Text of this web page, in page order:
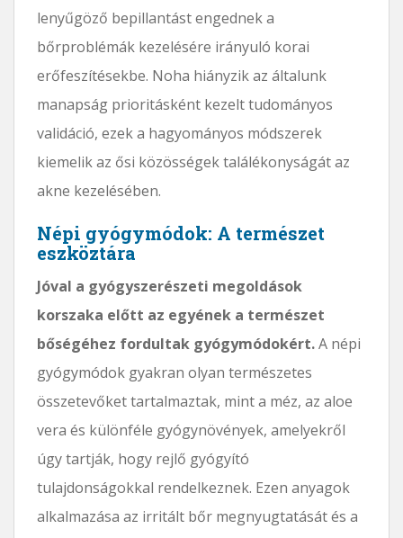
lenyűgöző bepillantást engednek a
bőrproblémák kezelésére irányuló korai
erőfeszítésekbe. Noha hiányzik az általunk
manapság prioritásként kezelt tudományos
validáció, ezek a hagyományos módszerek
kiemelik az ősi közösségek találékonyságát az
akne kezelésében.
Népi gyógymódok: A természet
eszköztára
Jóval a gyógyszerészeti megoldások
korszaka előtt az egyének a természet
bőségéhez fordultak gyógymódokért.A népi
gyógymódok gyakran olyan természetes
összetevőket tartalmaztak, mint a méz, az aloe
vera és különféle gyógynövények, amelyekről
úgy tartják, hogy rejlő gyógyító
tulajdonságokkal rendelkeznek. Ezen anyagok
alkalmazása az irritált bőr megnyugtatását és a